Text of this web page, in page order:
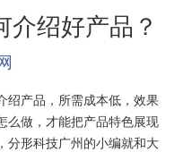
介绍好产品？
绍产品，所需成本低，效果
么做，才能把产品特色展现
分形科技广州的小编就和大